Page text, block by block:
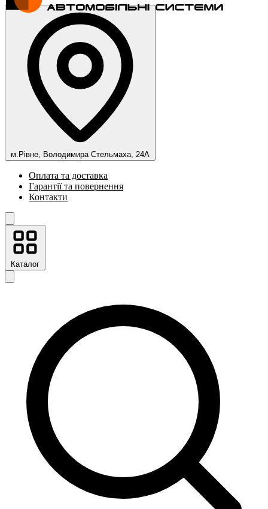
м.Рівне, Володимира Стельмаха, 24А
Оплата та доставка
Гарантії та повернення
Контакти
Каталог